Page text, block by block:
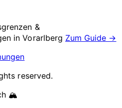
&
inVorarlberg Zum Guide →
reserved.
🏔️